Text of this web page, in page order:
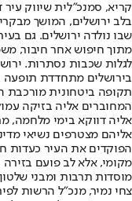
קריא, סמנכ"לית שיווק עיר
בלב ירושלים, המושך
שבו נולדה ירושלים. גם
מתוך חיפוש אחר חיבור,
לגלות שכבות נסתרות.
בירושלים מתחדדת
תקופה ביטחונית מורכבת
המחוברים אליה בזיקה
אליה דווקא בימי מלחמה,
אליהם מצטרפים נשיאי
הפוקדים את העיר כעדות
מקומי, אלא לב פועם
מוסדות תרבות ומבני
צחי נמיר, מנכ"ל הרשות